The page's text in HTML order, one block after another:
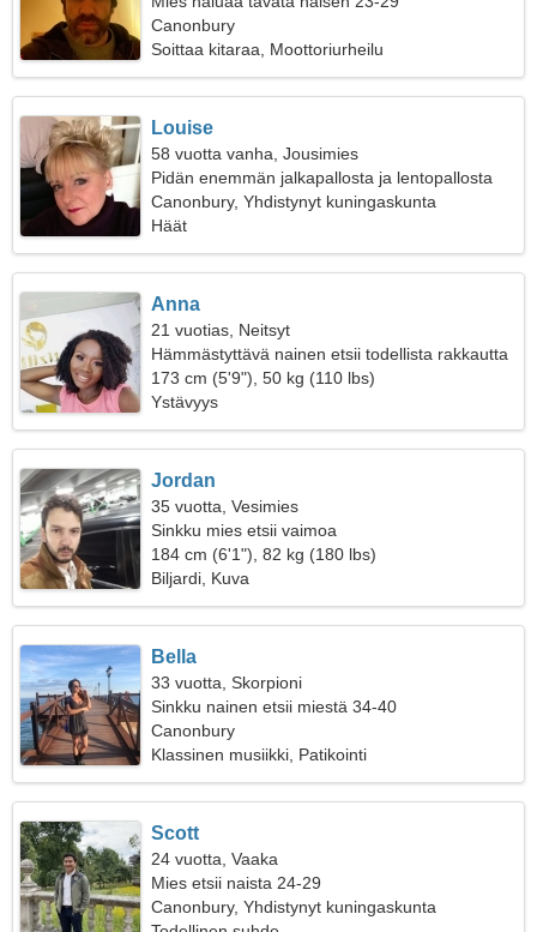
Canonbury
Soittaa kitaraa, Moottoriurheilu
Louise
58 vuotta vanha, Jousimies
Pidän enemmän jalkapallosta ja lentopallosta
Canonbury, Yhdistynyt kuningaskunta
Häät
Anna
21 vuotias, Neitsyt
Hämmästyttävä nainen etsii todellista rakkautta
173 cm (5'9"), 50 kg (110 lbs)
Ystävyys
Jordan
35 vuotta, Vesimies
Sinkku mies etsii vaimoa
184 cm (6'1"), 82 kg (180 lbs)
Biljardi, Kuva
Bella
33 vuotta, Skorpioni
Sinkku nainen etsii miestä 34-40
Canonbury
Klassinen musiikki, Patikointi
Scott
24 vuotta, Vaaka
Mies etsii naista 24-29
Canonbury, Yhdistynyt kuningaskunta